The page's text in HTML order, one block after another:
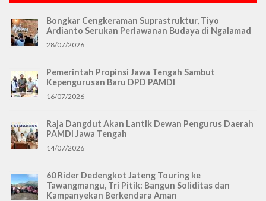
Bongkar Cengkeraman Suprastruktur, Tiyo
Ardianto Serukan Perlawanan Budaya di Ngalamad
28/07/2026
Pemerintah Propinsi Jawa Tengah Sambut
Kepengurusan Baru DPD PAMDI
16/07/2026
Raja Dangdut Akan Lantik Dewan Pengurus Daerah
PAMDI Jawa Tengah
14/07/2026
60 Rider Dedengkot Jateng Touring ke
Tawangmangu, Tri Pitik: Bangun Soliditas dan
Kampanyekan Berkendara Aman